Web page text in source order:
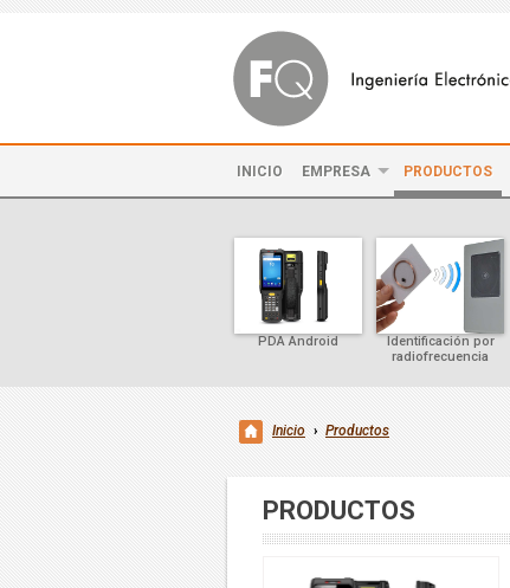
INICIO EMPRESA PRODUCTOS
PDA Android
Identificación por
radiofrecuencia
Inicio › Productos
PRODUCTOS